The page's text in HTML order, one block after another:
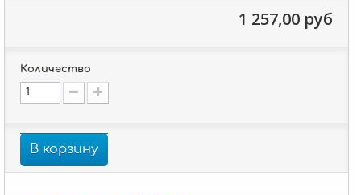
1 257,00 руб
Количество
В корзину